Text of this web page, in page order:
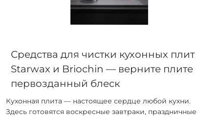
Средства для чистки кухонных плит
Starwax и Briochin — верните плите
первозданный блеск
Кухонная плита — настоящее сердце любой кухни.
Здесь готовятся воскресные завтраки, праздничные